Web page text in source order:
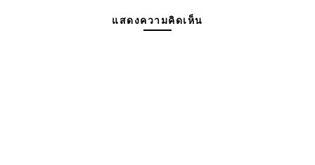
แสดงความคิดเห็น